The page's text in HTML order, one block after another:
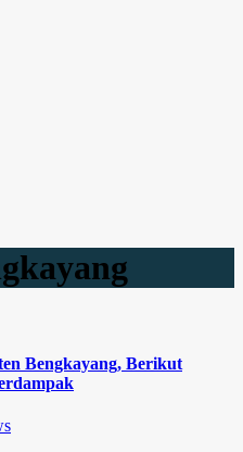
Bengkayang, Berikut